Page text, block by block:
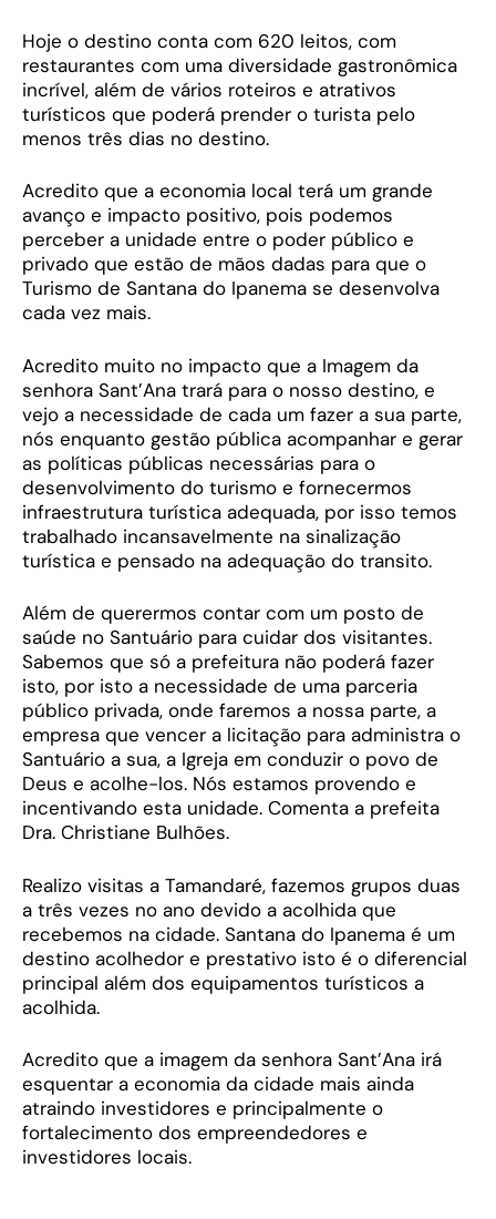
Hoje o destino conta com 620 leitos, com
restaurantes com uma diversidade gastronômica
incrível, além de vários roteiros e atrativos
turísticos que poderá prender o turista pelo
menos três dias no destino.
Acredito que a economia local terá um grande
avanço e impacto positivo, pois podemos
perceber a unidade entre o poder público e
privado que estão de mãos dadas para que o
Turismo de Santana do Ipanema se desenvolva
cada vez mais.
Acredito muito no impacto que a Imagem da
senhora Sant’Ana trará para o nosso destino, e
vejo a necessidade de cada um fazer a sua parte,
nós enquanto gestão pública acompanhar e gerar
as políticas públicas necessárias para o
desenvolvimento do turismo e fornecermos
infraestrutura turística adequada, por isso temos
trabalhado incansavelmente na sinalização
turística e pensado na adequação do transito.
Além de querermos contar com um posto de
saúde no Santuário para cuidar dos visitantes.
Sabemos que só a prefeitura não poderá fazer
isto, por isto a necessidade de uma parceria
público privada, onde faremos a nossa parte, a
empresa que vencer a licitação para administra o
Santuário a sua, a Igreja em conduzir o povo de
Deus e acolhe-los. Nós estamos provendo e
incentivando esta unidade. Comenta a prefeita
Dra. Christiane Bulhões.
Realizo visitas a Tamandaré, fazemos grupos duas
a três vezes no ano devido a acolhida que
recebemos na cidade. Santana do Ipanema é um
destino acolhedor e prestativo isto é o diferencial
principal além dos equipamentos turísticos a
acolhida.
Acredito que a imagem da senhora Sant’Ana irá
esquentar a economia da cidade mais ainda
atraindo investidores e principalmente o
fortalecimento dos empreendedores e
investidores locais.